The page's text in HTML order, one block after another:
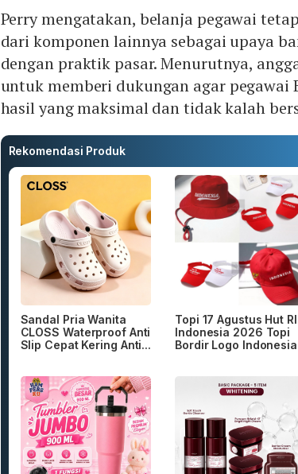
Perry mengatakan, belanja pegawai
dari komponen lainnya sebagai upaya
dengan praktik pasar. Menurutnya,
untuk memberi dukungan agar pegawai
hasil yang maksimal dan tidak kalah
Rekomendasi Produk
Sandal Pria Wanita
CLOSS Waterproof Anti
Slip Cepat Kering Anti...
Topi 17 Agustus Hut RI
Indonesia 2026 Topi
Bordir Logo Indonesia